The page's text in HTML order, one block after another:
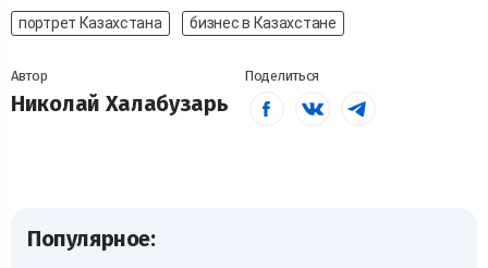
портрет Казахстана бизнес в Казахстане
Автор
Николай Халабузарь
Поделиться
Популярное: